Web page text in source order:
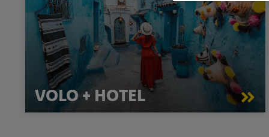
VOLO + HOTEL